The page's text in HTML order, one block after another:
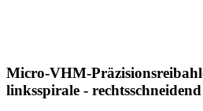
Micro-VHM-
linksspirale - rechtsschneidend